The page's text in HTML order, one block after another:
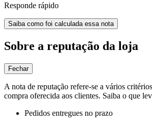
Responde rápido
Saiba como foi calculada essa nota
Sobre a reputação da loja
Fechar
A nota de reputação refere-se a vários
compra oferecida aos clientes. Saiba o que
Pedidos entregues no prazo